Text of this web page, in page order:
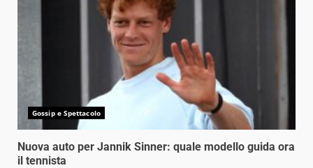
Gossip e Spettacolo
Nuova auto per Jannik Sinner: quale modello guida ora
il tennista